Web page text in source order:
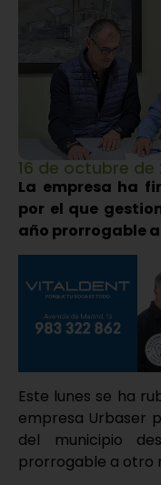
16 de octubre de
La empresa ha
por el que
año prorrogable
Este lunes se ha
empresa Urbaser
del municipio
prorrogable a otro